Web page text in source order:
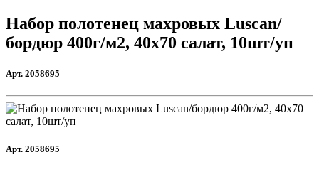
Набор полотенец махровых Luscan/
бордюр 400г/м2, 40х70 салат, 10шт/уп
Арт. 2058695
Арт. 2058695